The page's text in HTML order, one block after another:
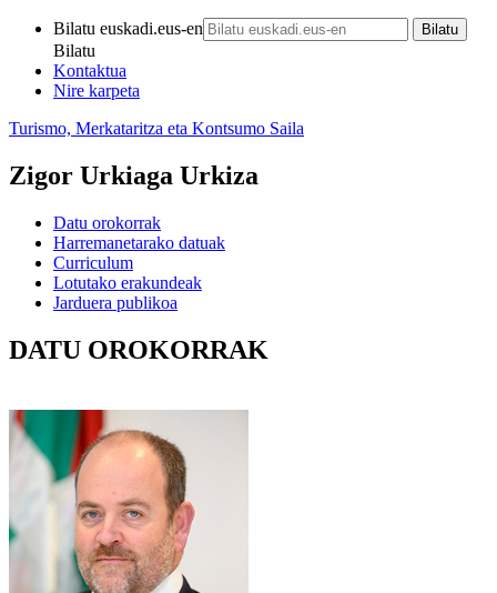
Bilatu euskadi.eus-en
Bilatu
Kontaktua
Nire karpeta
Turismo, Merkataritza eta Kontsumo Saila
Zigor Urkiaga Urkiza
Datu orokorrak
Harremanetarako datuak
Curriculum
Lotutako erakundeak
Jarduera publikoa
DATU OROKORRAK